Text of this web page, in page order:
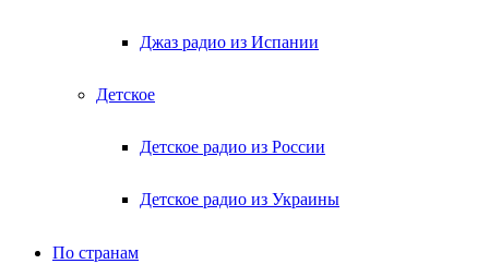
Джаз радио из Испании
Детское
Детское радио из России
Детское радио из Украины
По странам